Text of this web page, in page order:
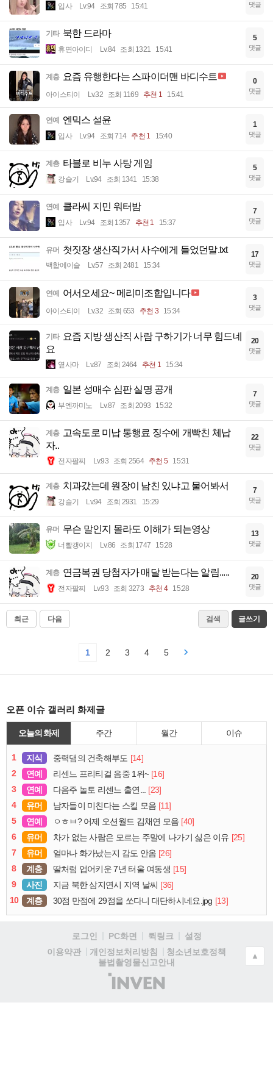
입사 Lv.94 조회 785 15:41 댓글
기타 북한 드라마
휴면아이디 Lv.84 조회 1321 15:41
5
댓글
계층 요즘 유행한다는 스파이더맨 바디수트
아이스티이 Lv.32 조회 1169 추천 1 15:41
0
댓글
연예 엔믹스 설윤
입사 Lv.94 조회 714 추천 1 15:40
1
댓글
계층 타블로 비누 사탕 게임
강슬기 Lv.94 조회 1341 15:38
5
댓글
연예 클라씨 지민 워터밤
입사 Lv.94 조회 1357 추천 1 15:37
7
댓글
유머 첫짓장 생산직가서 사수에게 들었던말.txt
백합에이슬 Lv.57 조회 2481 15:34
17
댓글
연예 어서오세요~ 메리미조합입니다
아이스티이 Lv.32 조회 653 추천 3 15:34
3
댓글
기타 요즘 지방 생산직 사람 구하기가 너무 힘드네
요
옆사마 Lv.87 조회 2464 추천 1 15:34
20
댓글
계층 일본 성매수 심판 실명 공개
부엔까미노 Lv.87 조회 2093 15:32
7
댓글
계층 고속도로 미납 통행료 징수에 개빡친 체납
자..
전자팔찌 Lv.93 조회 2564 추천 5 15:31
22
댓글
계층 치과갔는데 원장이 남친 있냐고 물어봐서
강슬기 Lv.94 조회 2931 15:29
7
댓글
유머 무슨 말인지 몰라도 이해가 되는영상
너빨갱이지 Lv.86 조회 1747 15:28
13
댓글
계층 연금복권 당첨자가 매달 받는다는 알림.....
전자팔찌 Lv.93 조회 3273 추천 4 15:28
20
댓글
최근 다음 검색 글쓰기
1 2 3 4 5
오픈 이슈 갤러리 화제글
오늘의 화제 주간 월간 이슈
1 지식 중력댐의 건축해부도 [14]
2
연예 리센느 프리티걸 음중 1위~ [16]
3
연예 다음주 놀토 리센느 출연... [23]
4
유머 남자들이 미친다는 스킬 모음 [11]
5
연예 ㅇㅎㅂ? 어제 오션월드 김채연 모음 [40]
6
유머 차가 없는 사람은 모르는 주말에 나가기 싫은 이유 [25]
7
유머 얼마나 화가났는지 감도 안옴 [26]
8
계층 딸처럼 업어키운 7년 터울 여동생 [15]
9
사진 지금 북한 삼지연시 지역 날씨 [36]
10
계층 30점 만점에 29점을 쏘다니 대단하시네요.jpg [13]
로그인 PC화면 퀵링크
설정
이용약관
개인정보처리방침
청소년보호정책
불법촬영물신고안내
(주)
인
▲